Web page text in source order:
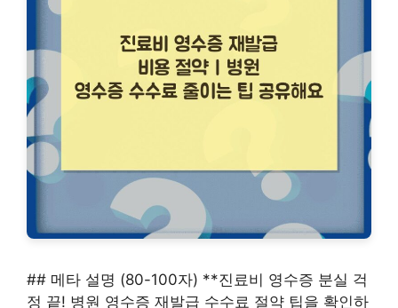
## 메타 설명 (80-100자) **진료비 영수증 분실 걱
정 끝! 병원 영수증 재발급 수수료 절약 팁을 확인하